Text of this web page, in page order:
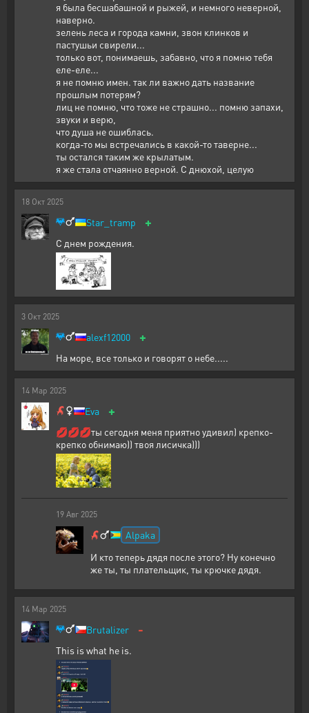
я была бесшабашной и рыжей, и немного неверной,
наверно.
зелень леса и города камни, звон клинков и
пастушьи свирели...
только вот, понимаешь, забавно, что я помню тебя
еле-еле...
я не помню имен. так ли важно дать название
прошлым потерям?
лиц не помню, что тоже не страшно... помню запахи,
звуки и верю,
что душа не ошиблась.
когда-то мы встречались в какой-то таверне...
ты остался таким же крылатым.
я же стала отчаянно верной. С днюхой, целую
18 Окт 2025
Star_tramp +
С днем рождения.
3 Окт 2025
alexf12000 +
На море, все только и говорят о небе.....
14 Мар 2025
Eva +
💋💋💋ты сегодня меня приятно удивил) крепко-
крепко обнимаю)) твоя лисичка)))
19 Авг 2025
Alpaka
И кто теперь дядя после этого? Ну конечно
же ты, ты плательщик, ты крючке дядя.
14 Мар 2025
Brutalizer -
This is what he is.